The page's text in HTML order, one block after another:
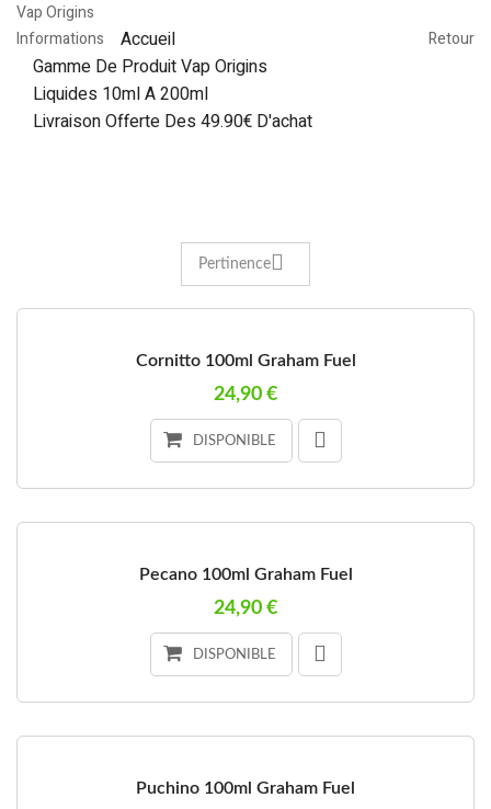
Vap Origins
Informations
Retour
Accueil
Gamme De Produit Vap Origins
Liquides 10ml A 200ml
Livraison Offerte Des 49.90€ D'achat
Pertinence
Cornitto 100ml Graham Fuel
24,90 €
DISPONIBLE
Pecano 100ml Graham Fuel
24,90 €
DISPONIBLE
Puchino 100ml Graham Fuel